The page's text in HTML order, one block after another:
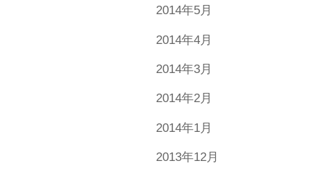
2014年5月
2014年4月
2014年3月
2014年2月
2014年1月
2013年12月